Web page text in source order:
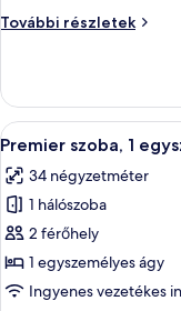
1
méretű)
franciaágy
További részletek
Premier
(extra
méretű)
franciaágy
részletei
A
következő
szoba
összes
képének
megtekintése:
Premier
9
Premier szoba, 1
34 négyzetméter
1 hálószoba
2 férőhely
1 egyszemélyes ágy
Ingyenes vezetékes